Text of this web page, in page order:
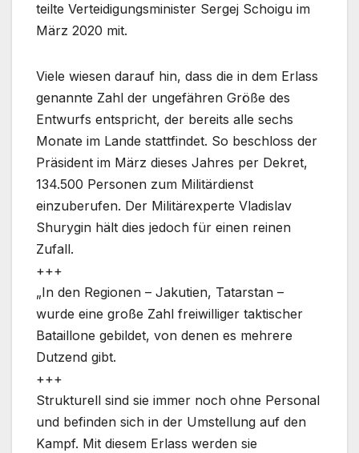
teilte Verteidigungsminister Sergej Schoigu im
März 2020 mit.
Viele wiesen darauf hin, dass die in dem Erlass
genannte Zahl der ungefähren Größe des
Entwurfs entspricht, der bereits alle sechs
Monate im Lande stattfindet. So beschloss der
Präsident im März dieses Jahres per Dekret,
134.500 Personen zum Militärdienst
einzuberufen. Der Militärexperte Vladislav
Shurygin hält dies jedoch für einen reinen
Zufall.
+++
„In den Regionen – Jakutien, Tatarstan –
wurde eine große Zahl freiwilliger taktischer
Bataillone gebildet, von denen es mehrere
Dutzend gibt.
+++
Strukturell sind sie immer noch ohne Personal
und befinden sich in der Umstellung auf den
Kampf. Mit diesem Erlass werden sie